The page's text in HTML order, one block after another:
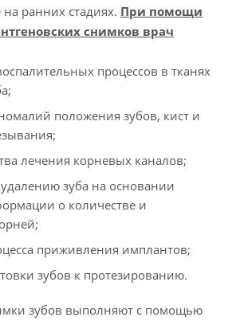
ранних стадиях. При помощи
снимков врач
процессов в тканях
положения зубов, кист и
лечения корневых каналов;
удалению зуба на основании
о количестве и
приживления имплантов;
зубов к протезированию.
зубов выполняют с помощью